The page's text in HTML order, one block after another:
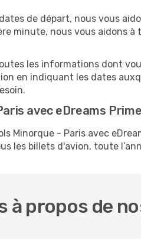
de départ, nous vous
minute, nous vous aidons
les informations dont
en indiquant les dates
avec eDreams Prime
Minorque - Paris avec
les billets d'avion, toute
propos de